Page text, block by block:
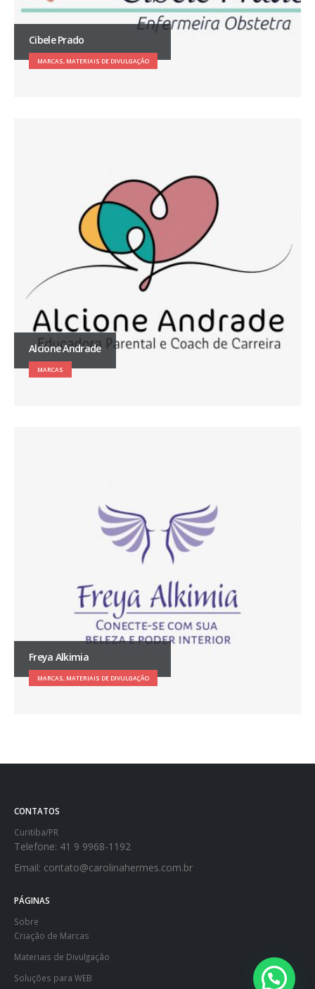
Cibele Prado
MARCAS, MATERIAIS DE DIVULGAÇÃO
Alcione Andrade
MARCAS
Freya Alkimia
MARCAS, MATERIAIS DE DIVULGAÇÃO
CONTATOS
Curitiba/PR
Telefone: 41 9 9968-1192
Email: contato@carolinahermes.com.br
PÁGINAS
Sobre
Criação de Marcas
Materiais de Divulgação
Soluções para WEB